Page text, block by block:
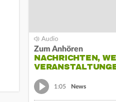
Zum Anhören
NACHRICHTEN,
1:05 News